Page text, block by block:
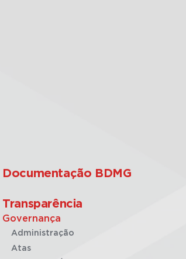
Documentação BDMG
Transparência
Governança
Administração
Atas